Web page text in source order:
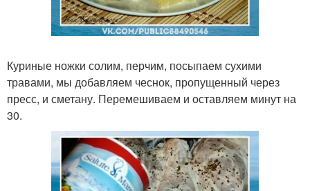
Куриные ножки солим, перчим, посыпаем сухими
травами, мы добавляем чеснок, пропущенный через
пресс, и сметану. Перемешиваем и оставляем минут на
30.